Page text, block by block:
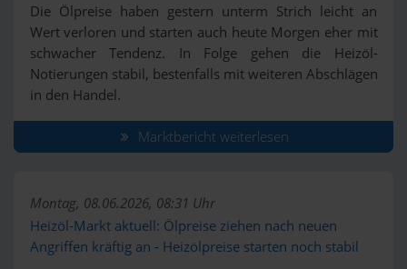
Die Ölpreise haben gestern unterm Strich leicht an
Wert verloren und starten auch heute Morgen eher mit
schwacher Tendenz. In Folge gehen die Heizöl-
Notierungen stabil, bestenfalls mit weiteren Abschlägen
in den Handel.
Marktbericht weiterlesen
Montag, 08.06.2026, 08:31 Uhr
Heizöl-Markt aktuell: Ölpreise ziehen nach neuen
Angriffen kräftig an - Heizölpreise starten noch stabil